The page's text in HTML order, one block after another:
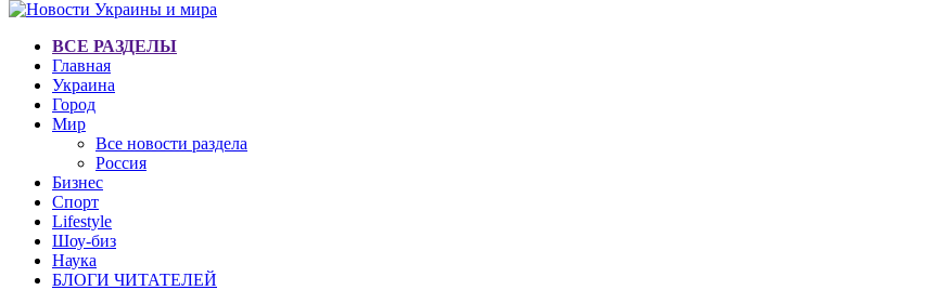
ВСЕ РАЗДЕЛЫ
Главная
Украина
Город
Мир
Все новости раздела
Россия
Бизнес
Спорт
Lifestyle
Шоу-биз
Наука
БЛОГИ ЧИТАТЕЛЕЙ